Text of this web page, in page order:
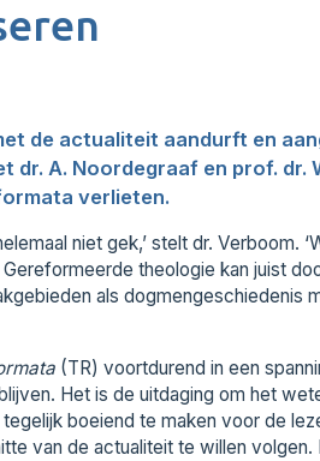
de actualiteit aandurft en
dr. A. Noordegraaf en prof. dr.
verlieten.
niet gek,’ stelt dr. Verboom.
theologie kan juist
als dogmengeschiedenis
(TR) voortdurend in een
Het is de uitdaging om het
boeiend te maken voor de
van de actualiteit te willen volgen.